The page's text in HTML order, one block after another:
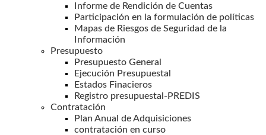
Informe de Rendición de Cuentas
Participación en la formulación de políticas
Mapas de Riesgos de Seguridad de la
Información
Presupuesto
Presupuesto General
Ejecución Presupuestal
Estados Finacieros
Registro presupuestal-PREDIS
Contratación
Plan Anual de Adquisiciones
contratación en curso